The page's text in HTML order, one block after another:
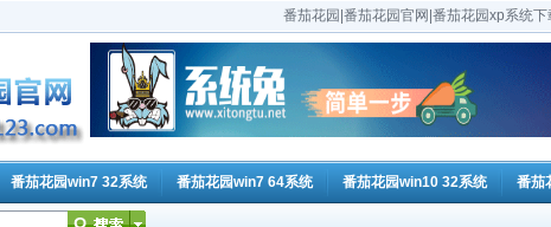
番茄花园|番茄花园官网|番茄花园xp系统
番茄花园win7 32系统 番茄花园win7 64系统 番茄花园win10 32系统 番茄